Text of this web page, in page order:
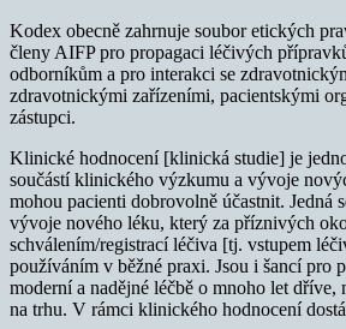
Kodex obecně zahrnuje soubor etických
členy AIFP pro propagaci léčivých
odborníkům a pro interakci se
zdravotnickými zařízeními, pacientskými
zástupci.
Klinické hodnocení [klinická studie] je
součástí klinického výzkumu a vývoje
mohou pacienti dobrovolně účastnit. Jedná
vývoje nového léku, který za příznivých
schválením/registrací léčiva [tj. vstupem
používáním v běžné praxi. Jsou i šancí pro
moderní a nadějné léčbě o mnoho let dříve,
na trhu. V rámci klinického hodnocení